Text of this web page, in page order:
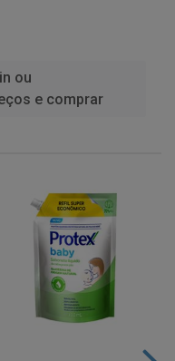
ou
e comprar